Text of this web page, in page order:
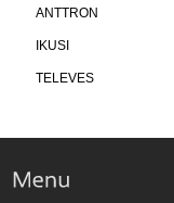
ANTTRON
IKUSI
TELEVES